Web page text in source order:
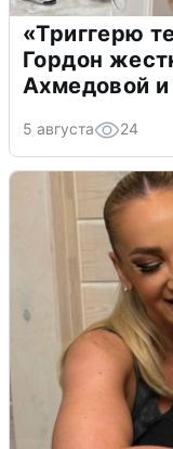
«Триггерю
Гордон
Ахмедовой и
5 августа 24